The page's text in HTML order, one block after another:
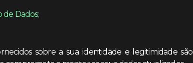
de Dados;
sobre a sua identidade e legitimidade são